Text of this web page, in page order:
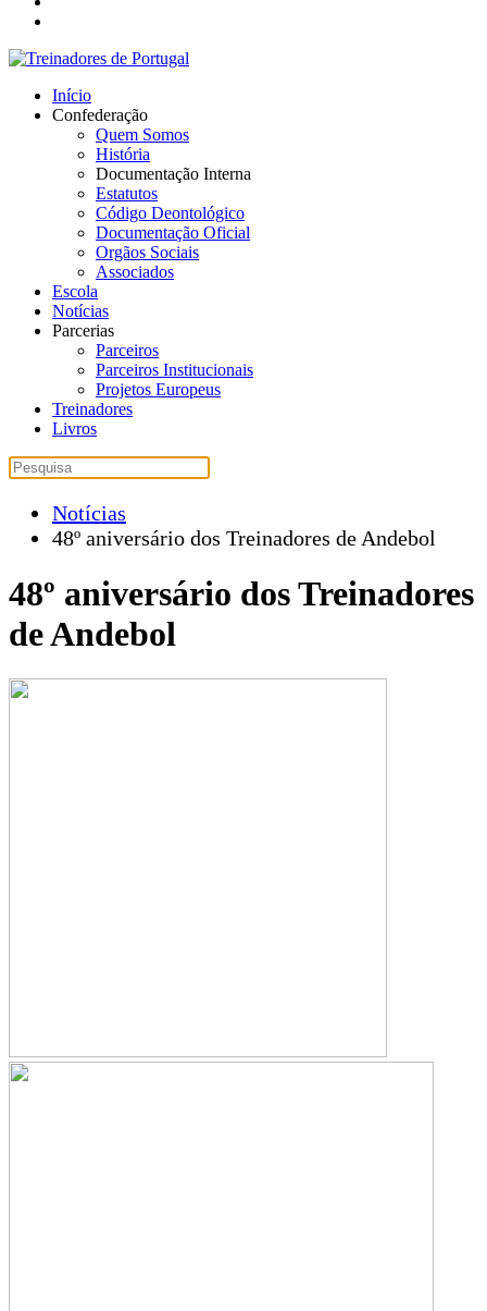
Início
Confederação
Quem Somos
História
Documentação Interna
Estatutos
Código Deontológico
Documentação Oficial
Orgãos Sociais
Associados
Escola
Notícias
Parcerias
Parceiros
Parceiros Institucionais
Projetos Europeus
Treinadores
Livros
Notícias
48º aniversário dos Treinadores de Andebol
48º aniversário dos Treinadores
de Andebol